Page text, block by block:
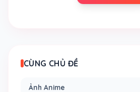
CÙNG CHỦ ĐỀ
Ảnh Anime